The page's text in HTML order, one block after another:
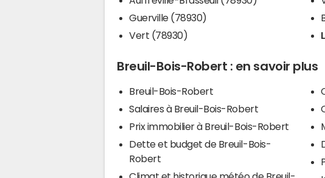
Guerville (78930)
Vert (78930)
Breuil-Bois-Robert : en savoir plus
Breuil-Bois-Robert
Salaires à Breuil-Bois-Robert
Prix immobilier à Breuil-Bois-Robert
Dette et budget de Breuil-Bois-
Robert